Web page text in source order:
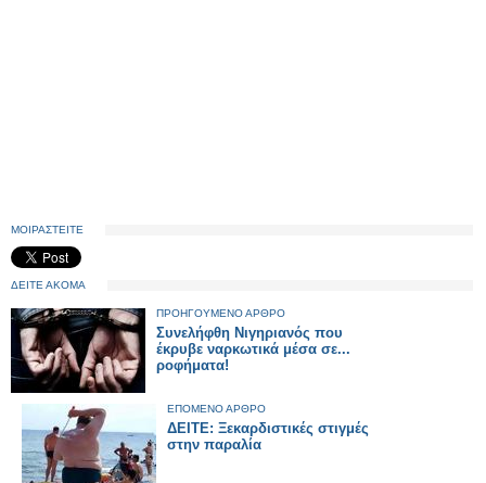
ΜΟΙΡΑΣΤΕΙΤΕ
ΔΕΙΤΕ ΑΚΟΜΑ
ΠΡΟΗΓΟΥΜΕΝΟ ΑΡΘΡΟ
Συνελήφθη Νιγηριανός που
έκρυβε ναρκωτικά μέσα σε...
ροφήματα!
ΕΠΟΜΕΝΟ ΑΡΘΡΟ
ΔΕΙΤΕ: Ξεκαρδιστικές στιγμές
στην παραλία